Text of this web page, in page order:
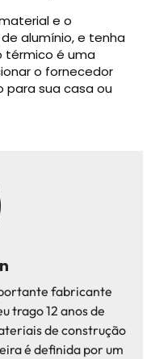
e o
alumínio, e tenha
térmico é uma
o fornecedor
para sua casa ou
fabricante
trago 12 anos de
de construção
é definida por um